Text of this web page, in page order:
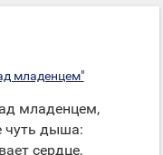
младенцем"
младенцем,
чуть дыша:
сердце,